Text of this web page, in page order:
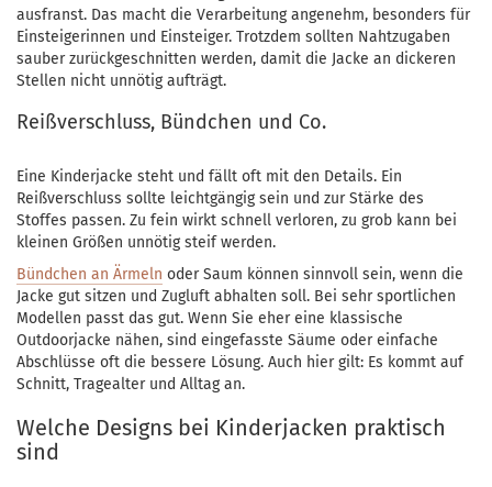
ausfranst. Das macht die Verarbeitung angenehm, besonders für
Einsteigerinnen und Einsteiger. Trotzdem sollten Nahtzugaben
sauber zurückgeschnitten werden, damit die Jacke an dickeren
Stellen nicht unnötig aufträgt.
Reißverschluss, Bündchen und Co.
Eine Kinderjacke steht und fällt oft mit den Details. Ein
Reißverschluss sollte leichtgängig sein und zur Stärke des
Stoffes passen. Zu fein wirkt schnell verloren, zu grob kann bei
kleinen Größen unnötig steif werden.
Bündchen an Ärmeln oder Saum können sinnvoll sein, wenn die
Jacke gut sitzen und Zugluft abhalten soll. Bei sehr sportlichen
Modellen passt das gut. Wenn Sie eher eine klassische
Outdoorjacke nähen, sind eingefasste Säume oder einfache
Abschlüsse oft die bessere Lösung. Auch hier gilt: Es kommt auf
Schnitt, Tragealter und Alltag an.
Welche Designs bei Kinderjacken praktisch
sind